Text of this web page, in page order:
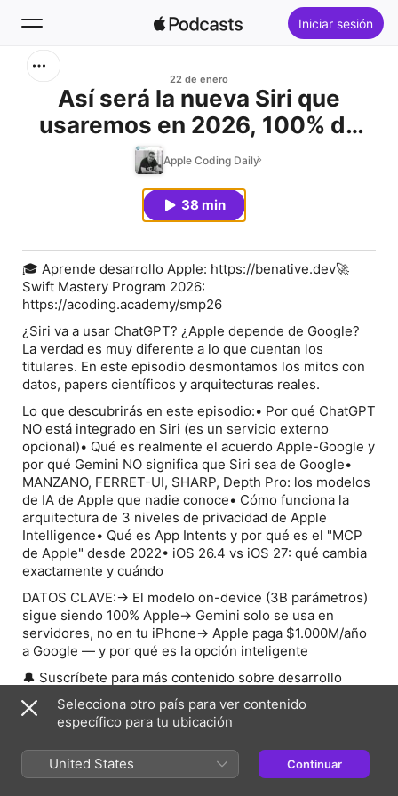
Iniciar sesión
Inicio
22 de enero
Así será la nueva Siri que
usaremos en 2026, 100% de
Apple
Apple Coding Daily
38 min
🎓 Aprende desarrollo Apple: https://benative.dev🚀
Swift Mastery Program 2026:
https://acoding.academy/smp26
¿Siri va a usar ChatGPT? ¿Apple depende de Google?
La verdad es muy diferente a lo que cuentan los
titulares. En este episodio desmontamos los mitos con
datos, papers científicos y arquitecturas reales.
Lo que descubrirás en este episodio:• Por qué ChatGPT
NO está integrado en Siri (es un servicio externo
opcional)• Qué es realmente el acuerdo Apple-Google y
por qué Gemini NO significa que Siri sea de Google•
MANZANO, FERRET-UI, SHARP, Depth Pro: los modelos
de IA de Apple que nadie conoce• Cómo funciona la
arquitectura de 3 niveles de privacidad de Apple
Intelligence• Qué es App Intents y por qué es el "MCP
de Apple" desde 2022• iOS 26.4 vs iOS 27: qué cambia
exactamente y cuándo
DATOS CLAVE:→ El modelo on-device (3B parámetros)
sigue siendo 100% Apple→ Gemini solo se usa en
servidores, no en tu iPhone→ Apple paga $1.000M/año
a Google — y por qué es la opción inteligente
🔔 Suscríbete para más contenido sobre desarrollo
Apple e IA
📱 Escucha en la app Be Native: https://benative.dev
El desarrollo ha cambiado para siempre con la llegada
de los agentes de IA, y para poder sacarle el mayor
provecho y ser un desarrollador de los que buscan las
Selecciona otro país para ver contenido
específico para tu ubicación
United States Continuar